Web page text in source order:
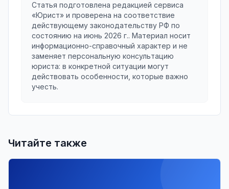
Статья подготовлена редакцией сервиса
«Юрист» и проверена на соответствие
действующему законодательству РФ по
состоянию на июнь 2026 г.. Материал носит
информационно-справочный характер и не
заменяет персональную консультацию
юриста: в конкретной ситуации могут
действовать особенности, которые важно
учесть.
Читайте также